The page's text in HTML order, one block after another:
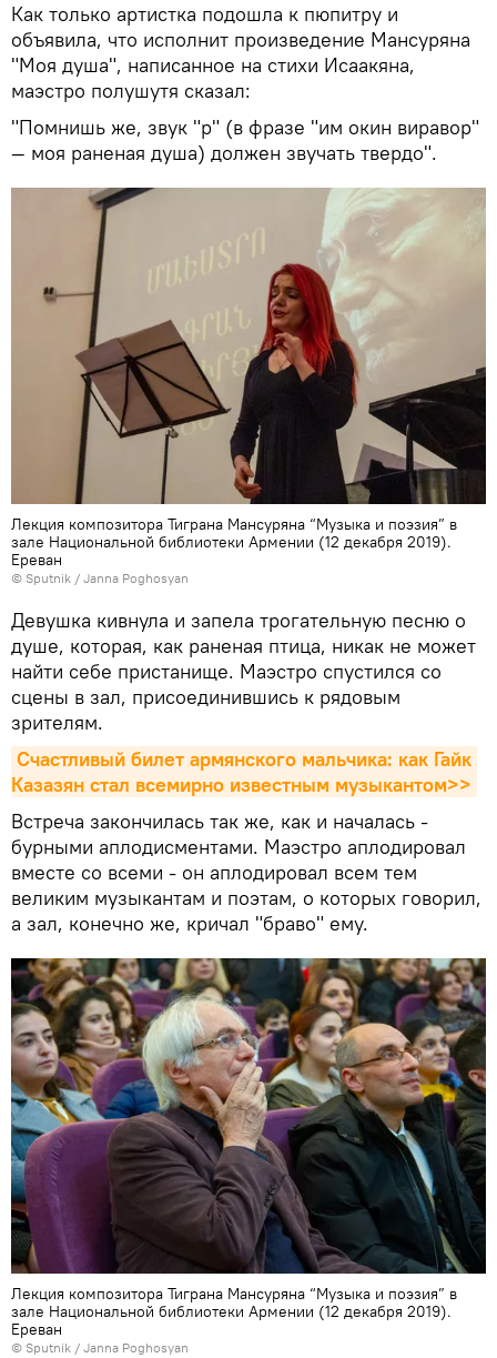
Как только артистка подошла к пюпитру и
объявила, что исполнит произведение Мансуряна
"Моя душа", написанное на стихи Исаакяна,
маэстро полушутя сказал:
"Помнишь же, звук "р" (в фразе "им окин виравор"
— моя раненая душа) должен звучать твердо".
Лекция композитора Тиграна Мансуряна “Музыка и поэзия” в
зале Национальной библиотеки Армении (12 декабря 2019).
Еревaн
© Sputnik / Janna Poghosyan
Девушка кивнула и запела трогательную песню о
душе, которая, как раненая птица, никак не может
найти себе пристанище. Маэстро спустился со
сцены в зал, присоединившись к рядовым
зрителям.
Счастливый билет армянского мальчика: как Гайк
Казазян стал всемирно известным музыкантом>>
Встреча закончилась так же, как и началась -
бурными аплодисментами. Маэстро аплодировал
вместе со всеми - он аплодировал всем тем
великим музыкантам и поэтам, о которых говорил,
а зал, конечно же, кричал "браво" ему.
Лекция композитора Тиграна Мансуряна “Музыка и поэзия” в
зале Национальной библиотеки Армении (12 декабря 2019).
Еревaн
© Sputnik / Janna Poghosyan